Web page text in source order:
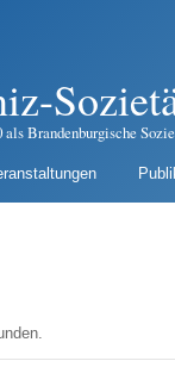
als Brandenburgische